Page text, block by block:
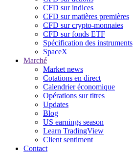
CFD sur indices
CFD sur matières premières
CFD sur crypto-monnaies
CFD sur fonds ETF
Spécification des instruments
SpaceX
Marché
Market news
Cotations en direct
Calendrier économique
Opérations sur titres
Updates
Blog
US earnings season
Learn TradingView
Client sentiment
Contact